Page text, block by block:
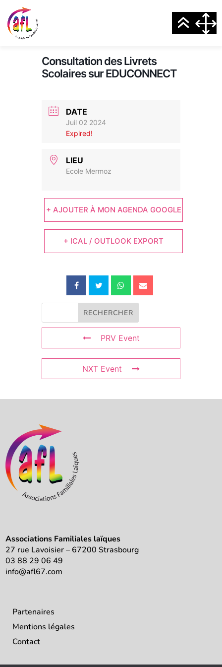
Consultation des Livrets
Scolaires sur EDUCONNECT
DATE
Juil 02 2024
Expired!
LIEU
Ecole Mermoz
+ AJOUTER À MON AGENDA GOOGLE
+ ICAL / OUTLOOK EXPORT
PRV Event
NXT Event
Associations Familiales laïques
27 rue Lavoisier – 67200 Strasbourg
03 88 29 06 49
info@afl67.com
Partenaires
Mentions légales
Contact